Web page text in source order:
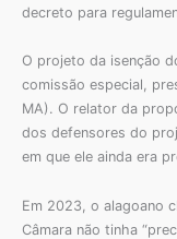
decreto para
O projeto da isenção
comissão especial,
MA). O relator da
dos defensores do
em que ele ainda era
Em 2023, o alagoano
Câmara não tinha